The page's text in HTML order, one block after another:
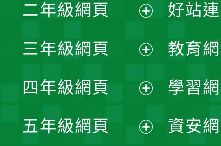
開
選
單
二年級網頁
開
選
單
三年級網頁
開
選
四年級網頁
開
五年級網頁
好站
教育
學習
資安